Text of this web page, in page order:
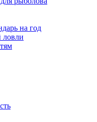
на год
ловли